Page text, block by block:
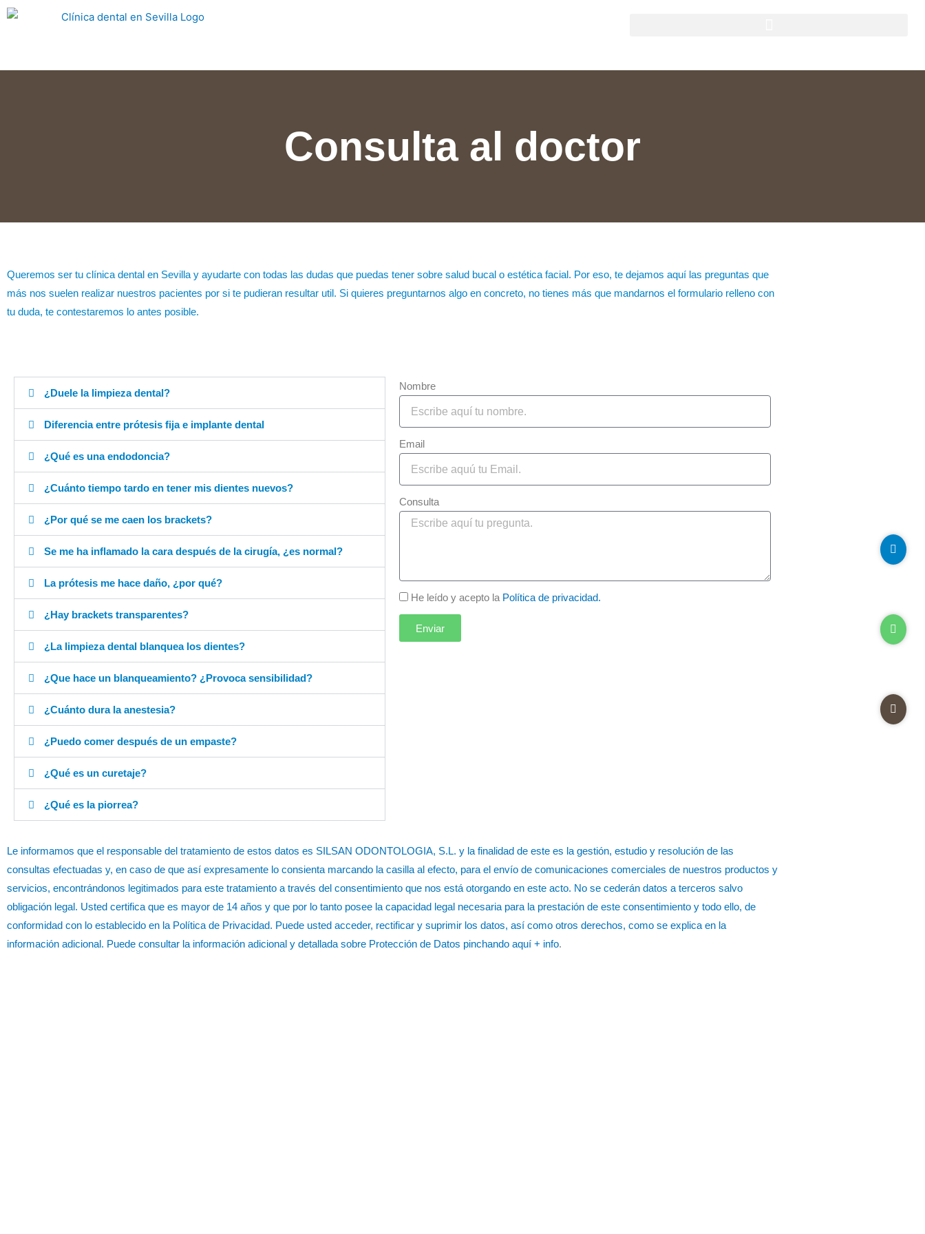
Consulta al doctor
Queremos ser tu clínica dental en Sevilla y ayudarte con todas las dudas que puedas tener sobre salud bucal o estética facial. Por eso, te dejamos aquí las preguntas que
más nos suelen realizar nuestros pacientes por si te pudieran resultar util. Si quieres preguntarnos algo en concreto, no tienes más que mandarnos el formulario relleno con
tu duda, te contestaremos lo antes posible.
¿Duele la limpieza dental?
Diferencia entre prótesis fija e implante dental
¿Qué es una endodoncia?
¿Cuánto tiempo tardo en tener mis dientes nuevos?
¿Por qué se me caen los brackets?
Se me ha inflamado la cara después de la cirugía, ¿es normal?
La prótesis me hace daño, ¿por qué?
¿Hay brackets transparentes?
¿La limpieza dental blanquea los dientes?
¿Que hace un blanqueamiento? ¿Provoca sensibilidad?
¿Cuánto dura la anestesia?
¿Puedo comer después de un empaste?
¿Qué es un curetaje?
¿Qué es la piorrea?
Nombre
Email
Consulta
He leído y acepto la Política de privacidad.
Enviar
Le informamos que el responsable del tratamiento de estos datos es SILSAN ODONTOLOGIA, S.L. y la finalidad de este es la gestión, estudio y resolución de las
consultas efectuadas y, en caso de que así expresamente lo consienta marcando la casilla al efecto, para el envío de comunicaciones comerciales de nuestros productos y
servicios, encontrándonos legitimados para este tratamiento a través del consentimiento que nos está otorgando en este acto. No se cederán datos a terceros salvo
obligación legal. Usted certifica que es mayor de 14 años y que por lo tanto posee la capacidad legal necesaria para la prestación de este consentimiento y todo ello, de
conformidad con lo establecido en la Política de Privacidad. Puede usted acceder, rectificar y suprimir los datos, así como otros derechos, como se explica en la
información adicional. Puede consultar la información adicional y detallada sobre Protección de Datos pinchando aquí + info.